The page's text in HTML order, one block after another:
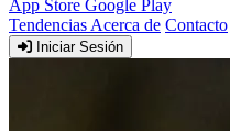
App Store Google Play
Tendencias Acerca de Contacto
Iniciar Sesión